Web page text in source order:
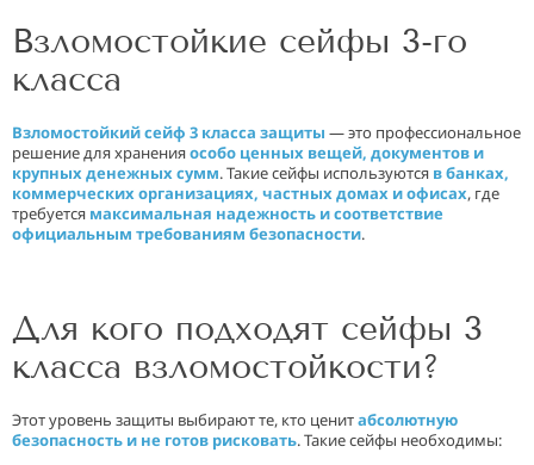
Взломостойкие сейфы 3-го
класса
Взломостойкий сейф 3 класса защиты — это профессиональное
решение для храненияособо ценных вещей, документов и
крупных денежных сумм. Такие сейфы используются в банках,
коммерческих организациях, частных домах и офисах, где
требуется максимальная надежность и соответствие
официальным требованиям безопасности.
Для кого подходят сейфы 3
класса взломостойкости?
Этот уровень защиты выбирают те, кто ценитабсолютную
безопасность и не готов рисковать. Такие сейфы необходимы: